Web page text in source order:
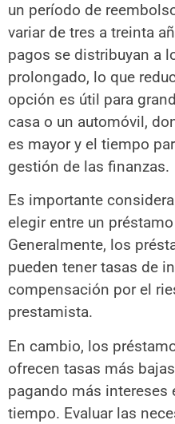
un período de
variar de tres a treinta
pagos se distribuyan a
prolongado, lo que
opción es útil para
casa o un automóvil,
es mayor y el tiempo
gestión de las finanzas.
Es importante
elegir entre un
Generalmente, los
pueden tener tasas de
compensación por el
prestamista.
En cambio, los
ofrecen tasas más
pagando más intereses
tiempo. Evaluar las